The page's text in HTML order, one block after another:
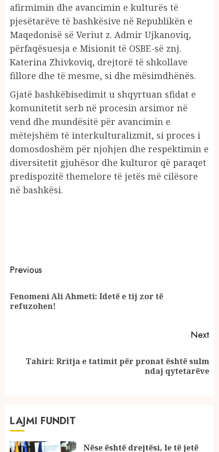
afirmimin dhe avancimin e kulturës të
pjesëtarëve të bashkësive në Republikën e
Maqedonisë së Veriut z. Admir Ujkanoviq,
përfaqësuesja e Misionit të OSBE-së znj.
Katerina Zhivkoviq, drejtorë të shkollave
fillore dhe të mesme, si dhe mësimdhënës.
Gjatë bashkëbisedimit u shqyrtuan sfidat e
komunitetit serb në procesin arsimor në
vend dhe mundësitë për avancimin e
mëtejshëm të interkulturalizmit, si proces i
domosdoshëm për njohjen dhe respektimin e
diversitetit gjuhësor dhe kulturor që paraqet
predispozitë themelore të jetës më cilësore
në bashkësi.
Continue
Reading
Previous
Fenomeni Ali Ahmeti: Idetë e tij zor të
refuzohen!
Next
NextTahiri: Rritja e tatimit për pronat është sulm
ndaj qytetarëve
LAJMI FUNDIT
Nëse është drejtësi, le të jetë